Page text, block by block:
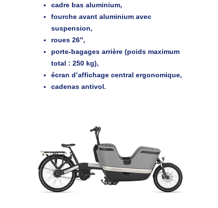
cadre bas aluminium,
fourche avant aluminium avec
suspension,
roues 26″,
porte-bagages arrière (poids maximum
total : 250 kg),
écran d’affichage central ergonomique,
cadenas antivol.